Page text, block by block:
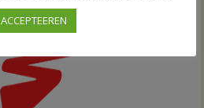
ACCEPTEEREN